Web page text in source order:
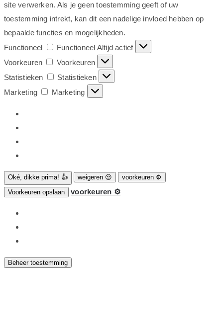
site verwerken. Als je geen toestemming geeft of uw
toestemming intrekt, kan dit een nadelige invloed hebben op
bepaalde functies en mogelijkheden.
Functioneel
Functioneel Altijd actief
Voorkeuren
Voorkeuren
Statistieken
Statistieken
Marketing
Marketing
Oké, dikke prima! 👍 weigeren 😔
voorkeuren ⚙
Voorkeuren opslaan
voorkeuren ⚙
Beheer toestemming